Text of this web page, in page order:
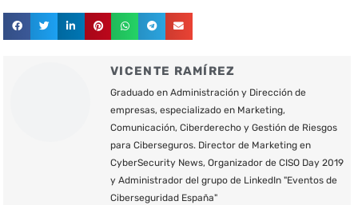
VICENTE RAMÍREZ
Graduado en Administración y Dirección de
empresas, especializado en Marketing,
Comunicación, Ciberderecho y Gestión de Riesgos
para Ciberseguros. Director de Marketing en
CyberSecurity News, Organizador de CISO Day 2019
y Administrador del grupo de LinkedIn "Eventos de
Ciberseguridad España"